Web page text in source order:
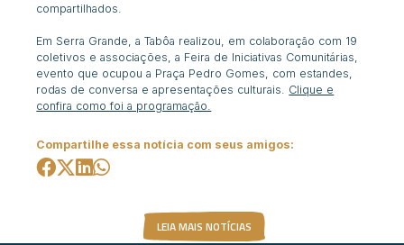
compartilhados.
Em Serra Grande, a Tabôa realizou, em colaboração com 19
coletivos e associações, a Feira de Iniciativas Comunitárias,
evento que ocupou a Praça Pedro Gomes, com estandes,
rodas de conversa e apresentações culturais. Clique e
confira como foi a programação.
Compartilhe essa notícia com seus amigos:
LEIA MAIS NOTÍCIAS